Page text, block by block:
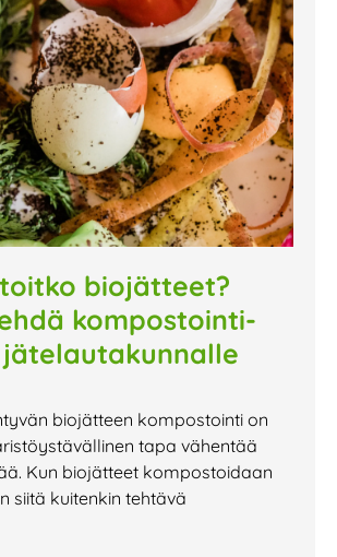
biojätteet?
kompostointi-
biojätteen kompostointi on
tapa vähentää
Kun biojätteet kompostoidaan
siitä kuitenkin tehtävä